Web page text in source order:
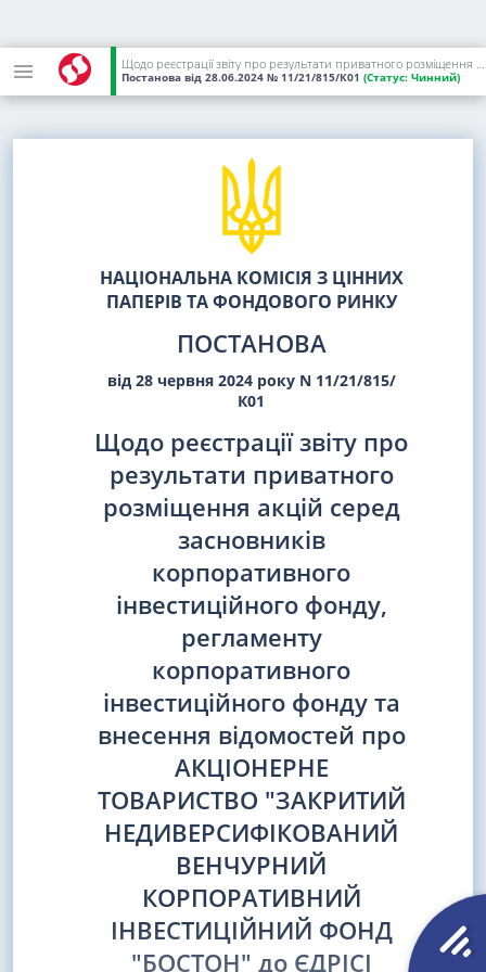
Щодо реєстрації звіту про результати приватного розміщення акцій серед засновників корпоративного інвестиційного фонду, регламенту корпоративного інвестиційного фонду та внесення відомостей про АКЦІОНЕРНЕ ТОВАРИСТВО "ЗАКРИТИЙ НЕДИВЕРСИФІКОВАНИЙ ВЕНЧУРНИЙ КОРПОРАТИВНИЙ ІНВЕСТИЦІЙНИЙ ФОНД "БОСТОН" до ЄДРІСІ
Постанова від 28.06.2024 № 11/21/815/К01 (Статус: Чинний)
НАЦІОНАЛЬНА КОМІСІЯ З ЦІННИХ
ПАПЕРІВ ТА ФОНДОВОГО РИНКУ
ПОСТАНОВА
від 28 червня 2024 року N 11/21/815/
К01
Щодо реєстрації звіту про
результати приватного
розміщення акцій серед
засновників
корпоративного
інвестиційного фонду,
регламенту
корпоративного
інвестиційного фонду та
внесення відомостей про
АКЦІОНЕРНЕ
ТОВАРИСТВО "ЗАКРИТИЙ
НЕДИВЕРСИФІКОВАНИЙ
ВЕНЧУРНИЙ
КОРПОРАТИВНИЙ
ІНВЕСТИЦІЙНИЙ ФОНД
"БОСТОН" до ЄДРІСІ